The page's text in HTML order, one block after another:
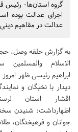
گروه استان‌ها- رئیس
اجرای عدالت بوده
عدالت در مقاهیم
به گزارش حلقه وصل،
الاسلام والمسلمین
ابراهیم رئیسی ظهر امروز
دیدار با نخبگان و
اقشار استان
اظهارداشت: شنیدن
جوانان و فرهیختگان،